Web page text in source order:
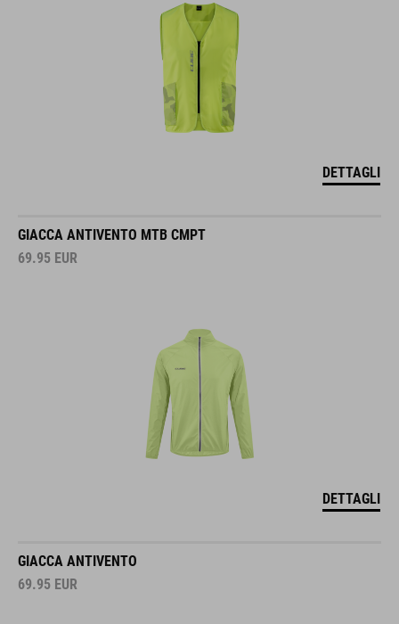
DETTAGLI
GIACCA ANTIVENTO MTB CMPT
69.95 EUR
DETTAGLI
GIACCA ANTIVENTO
69.95 EUR